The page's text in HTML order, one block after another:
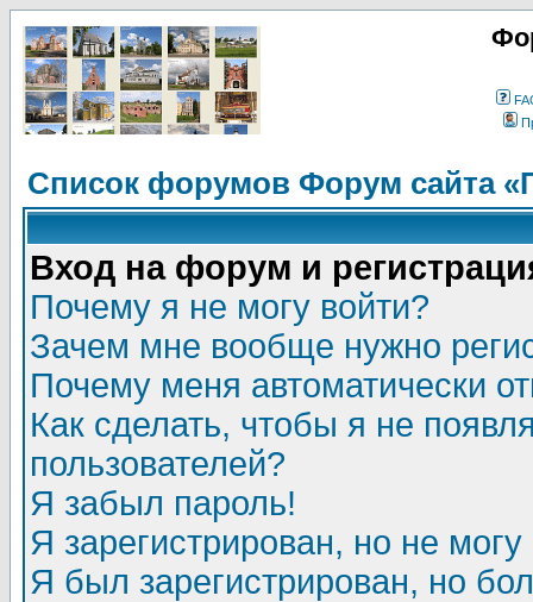
Список форумов Форум сайта
Вход на форум и
Почему я не могу войти?
Зачем мне вообще нужно
Почему меня автоматически
Как сделать, чтобы я не
пользователей?
Я забыл пароль!
Я зарегистрирован, но не могу
Я был зарегистрирован, но